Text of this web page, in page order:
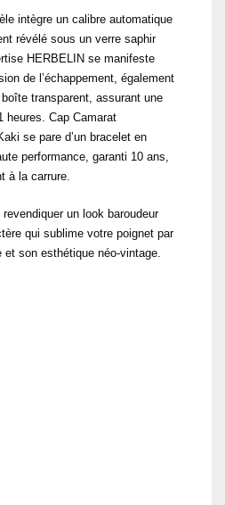
intègre un calibre automatique
révélé sous un verre saphir
HERBELIN se manifeste
de l’échappement, également
transparent, assurant une
heures. Cap Camarat
se pare d’un bracelet en
performance, garanti 10 ans,
à la carrure.
un look baroudeur
qui sublime votre poignet par
son esthétique néo-vintage.